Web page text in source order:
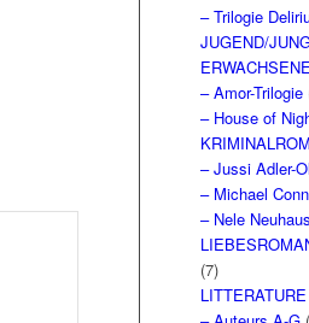
– Trilogie
JUGEND/
ERWACHSENE
– Amor-Trilogie
– House of
– Jussi Adler-
– Michael
– Nele Neuhaus
(7)